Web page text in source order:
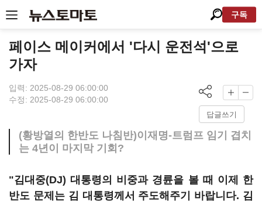
구독
페이스 메이커에서 '다시 운전석'으로
가자
입력: 2025-08-29 06:00:00
수정: 2025-08-29 06:00:00
답글쓰기
(황방열의 한반도 나침반)이재명-트럼프 임기 겹치
는 4년이 마지막 기회?
"김대중(DJ) 대통령의 비중과 경륜을 볼 때 이제 한
반도 문제는 김 대통령께서 주도해주기 바랍니다. 김